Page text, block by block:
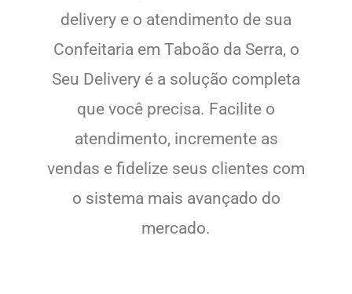
delivery e o atendimento de sua
Confeitaria em Taboão da Serra, o
Seu Delivery é a solução completa
que você precisa. Facilite o
atendimento, incremente as
vendas e fidelize seus clientes com
o sistema mais avançado do
mercado.